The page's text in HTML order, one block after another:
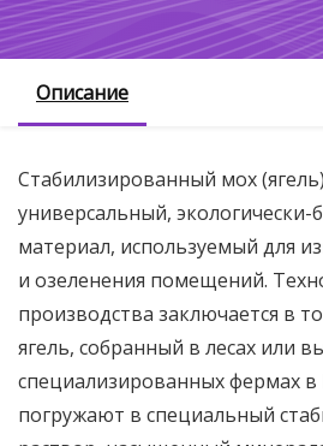
Описание
Стабилизированный мох
универсальный, экологически-
материал, используемый для
и озеленения помещений.
производства заключается в
ягель, собранный в лесах или
специализированных фермах в
погружают в специальный